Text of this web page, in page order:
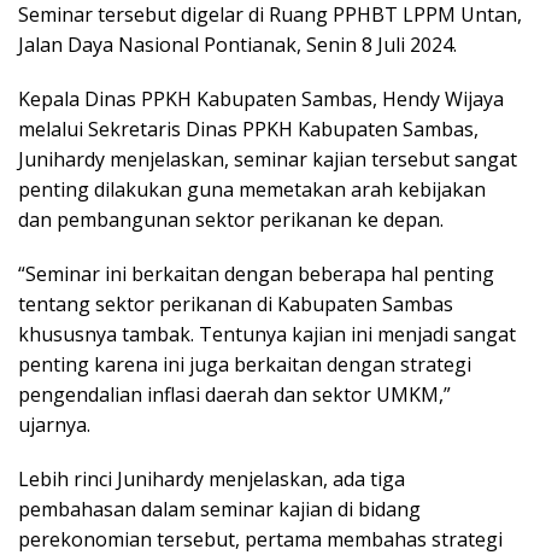
Seminar tersebut digelar di Ruang PPHBT LPPM Untan,
Jalan Daya Nasional Pontianak, Senin 8 Juli 2024.
Kepala Dinas PPKH Kabupaten Sambas, Hendy Wijaya
melalui Sekretaris Dinas PPKH Kabupaten Sambas,
Junihardy menjelaskan, seminar kajian tersebut sangat
penting dilakukan guna memetakan arah kebijakan
dan pembangunan sektor perikanan ke depan.
“Seminar ini berkaitan dengan beberapa hal penting
tentang sektor perikanan di Kabupaten Sambas
khususnya tambak. Tentunya kajian ini menjadi sangat
penting karena ini juga berkaitan dengan strategi
pengendalian inflasi daerah dan sektor UMKM,”
ujarnya.
Lebih rinci Junihardy menjelaskan, ada tiga
pembahasan dalam seminar kajian di bidang
perekonomian tersebut, pertama membahas strategi